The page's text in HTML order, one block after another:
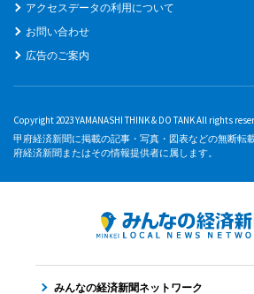
アクセスデータの利用について
お問い合わせ
広告のご案内
Copyright 2023 YAMANASHI THINK & DO TANK All rights
甲府経済新聞に掲載の記事・写真・図表などの無断転
府経済新聞またはその情報提供者に属します。
みんなの経済新聞ネットワーク